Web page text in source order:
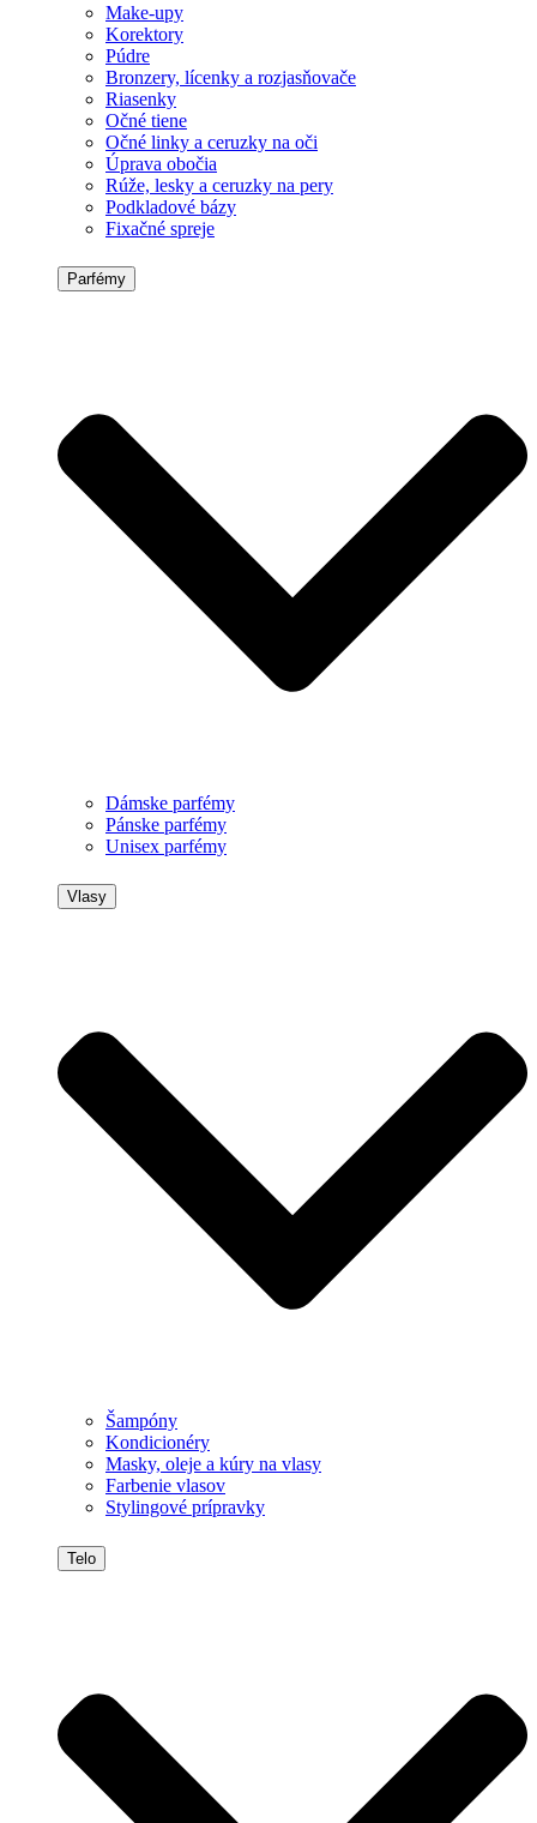
Make-upy
Korektory
Púdre
Bronzery, lícenky a rozjasňovače
Riasenky
Očné tiene
Očné linky a ceruzky na oči
Úprava obočia
Rúže, lesky a ceruzky na pery
Podkladové bázy
Fixačné spreje
Parfémy
Dámske parfémy
Pánske parfémy
Unisex parfémy
Vlasy
Šampóny
Kondicionéry
Masky, oleje a kúry na vlasy
Farbenie vlasov
Stylingové prípravky
Telo